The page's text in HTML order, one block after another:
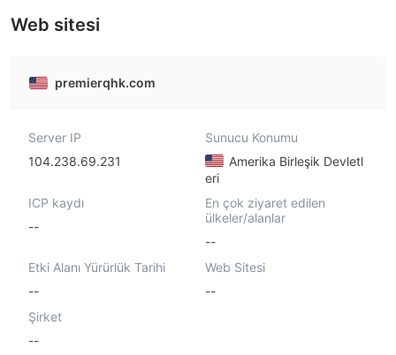
Web sitesi
premierqhk.com
Server IP
104.238.69.231
Sunucu Konumu
Amerika Birleşik Devletl
eri
ICP kaydı
--
En çok ziyaret edilen
ülkeler/alanlar
--
Etki Alanı Yürürlük Tarihi
--
Web Sitesi
--
Şirket
--